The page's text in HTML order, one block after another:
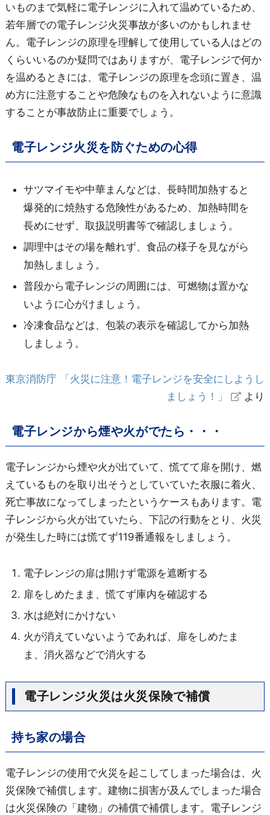
いものまで気軽に電子レンジに入れて温めているため、
若年層での電子レンジ火災事故が多いのかもしれませ
ん。電子レンジの原理を理解して使用している人はどの
くらいいるのか疑問ではありますが、電子レンジで何か
を温めるときには、電子レンジの原理を念頭に置き、温
め方に注意することや危険なものを入れないように意識
することが事故防止に重要でしょう。
電子レンジ火災を防ぐための心得
サツマイモや中華まんなどは、長時間加熱すると
爆発的に焼熱する危険性があるため、加熱時間を
長めにせず、取扱説明書等で確認しましょう。
調理中はその場を離れず、食品の様子を見ながら
加熱しましょう。
普段から電子レンジの周囲には、可燃物は置かな
いように心がけましょう。
冷凍食品などは、包装の表示を確認してから加熱
しましょう。
東京消防庁 「火災に注意！電子レンジを安全にしようし
ましょう！」
より
電子レンジから煙や火がでたら・・・
電子レンジから煙や火が出ていて、慌てて扉を開け、燃
えているものを取り出そうとしていていた衣服に着火、
死亡事故になってしまったというケースもあります。電
子レンジから火が出ていたら、下記の行動をとり、火災
が発生した時には慌てず119番通報をしましょう。
電子レンジの扉は開けず電源を遮断する
扉をしめたまま、慌てず庫内を確認する
水は絶対にかけない
火が消えていないようであれば、扉をしめたま
ま、消火器などで消火する
電子レンジ火災は火災保険で補償
持ち家の場合
電子レンジの使用で火災を起こしてしまった場合は、火
災保険で補償します。建物に損害が及んでしまった場合
は火災保険の「建物」の補償で補償します。電子レンジ